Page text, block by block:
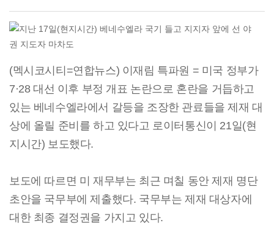
(멕시코시티=연합뉴스) 이재림 특파원 = 미국 정부가
7·28 대선 이후 부정 개표 논란으로 혼란을 거듭하고
있는 베네수엘라에서 갈등을 조장한 관료들을 제재 대
상에 올릴 준비를 하고 있다고 로이터통신이 21일(현
지시간) 보도했다.
보도에 따르면 미 재무부는 최근 며칠 동안 제재 명단
초안을 국무부에 제출했다. 국무부는 제재 대상자에
대한 최종 결정권을 가지고 있다.